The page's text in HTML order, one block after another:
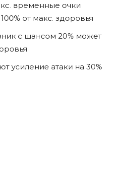
временные очки
от макс. здоровья
с шансом 20% может
усиление атаки на 30%